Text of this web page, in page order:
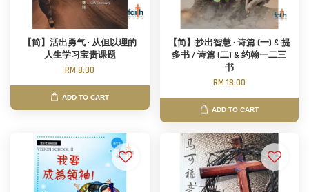
【简】活出勇气 · 从但以理的
人生学习宝贵课题
RM 8.00
ADD TO CART
【简】抄出智慧 · 诗篇 (一) & 提
多书 / 诗篇 (二) & 约翰一二三
书
RM 18.00
ADD TO CART